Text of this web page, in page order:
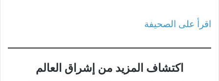
اقرأ على الصحيفة
اكتشاف المزيد من إشراق العالم